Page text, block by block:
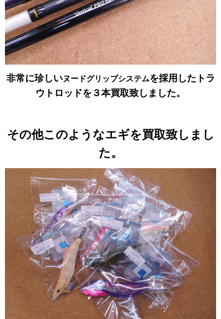
非常に珍しいヌードグリップシステムを採用したトラ
ウトロッドを３本買取致しました。
その他このようなエギを買取致しまし
た。